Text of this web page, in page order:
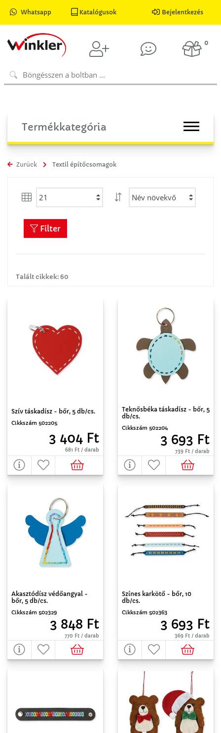
Whatsapp Katalógusok Bejelentkezés
0
Termékkategória
Zurück Textil építőcsomagok
Talált cikkek: 60
Filter
Szív táskadísz - bőr, 5 db/cs.
Cikkszám 502205
3 404 Ft
681 Ft / darab
Teknősbéka táskadísz - bőr, 5
db/cs.
Cikkszám 502204
3 693 Ft
739 Ft / darab
Akasztódísz védőangyal -
bőr, 5 db/cs.
Cikkszám 502329
3 848 Ft
770 Ft / darab
Színes karkötő - bőr, 10
db/cs.
Cikkszám 502363
3 693 Ft
369 Ft / darab